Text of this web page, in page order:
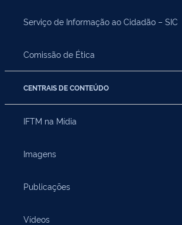
Serviço de Informação ao Cidadão – SIC
Comissão de Ética
CENTRAIS DE CONTEÚDO
IFTM na Mídia
Imagens
Publicações
Vídeos